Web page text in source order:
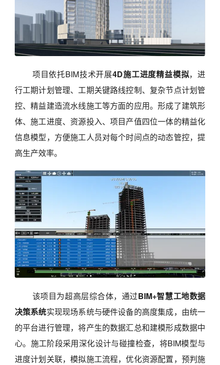
项目依托BIM技术开展4D施工进度精益模拟，进
行工期计划管理、工期关键路线控制、复杂节点计划管
控、精益建造流水线施工等方面的应用。形成了建筑形
体、施工进度、资源投入、项目产值四位一体的精益化
信息模型，方便施工人员对每个时间点的动态管控，提
高生产效率。
该项目为超高层综合体，通过BIM+智慧工地数据
决策系统实现现场系统与硬件设备的高度集成，由统一
的平台进行管理，将产生的数据汇总和建模形成数据中
心。施工阶段采用深化设计与碰撞检查，将BIM模型与
进度计划关联，模拟施工流程，优化资源配置，预判施